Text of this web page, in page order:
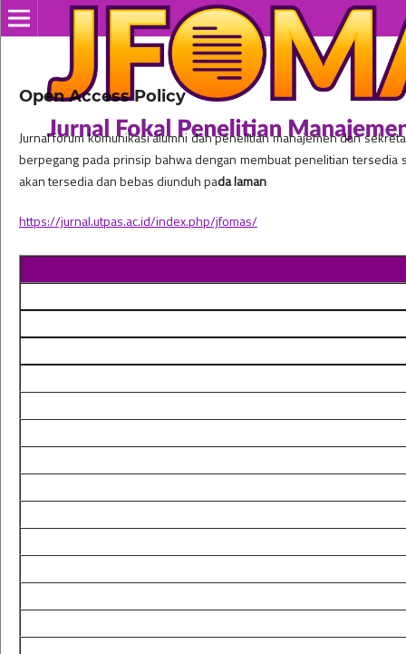
Open Access Policy
Jurnal forum komunikasi alumni dan penelitian manajemen dan
berpegang pada prinsip bahwa dengan membuat penelitian tersedia
akan tersedia dan bebas diunduh pada laman
https://jurnal.utpas.ac.id/index.php/jfomas/